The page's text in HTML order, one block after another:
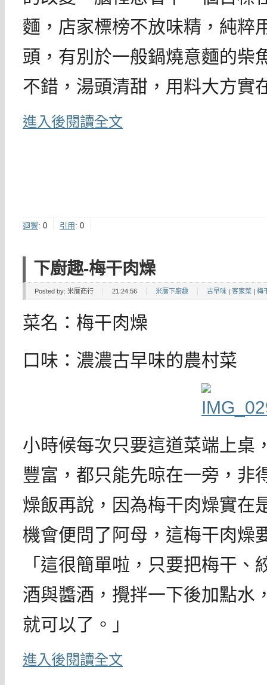
麵，店家標榜不放味精，純粹
頭，有別於一般鍋燒意麵的柴
不錯，湯頭清甜，用料大方實
進入後閱讀全文
迴響: 0 引用 : 0
下廚趣-梅干肉燥
Posted by: 米厝商行 21:24:56 米厝下廚趣 古早味 | 客家菜 | 梅
菜名：梅干肉燥
口味：濃濃古早味的農村菜
小時候每次只要這道菜端上桌
豐富，都只能先晾在一旁，非
燥飯再說，因為梅干肉燥實在
機會便問了阿母，這梅干肉燥
「這很簡單啦，只要把梅干
酒與醬酒，攪拌一下後加點水
就可以了。」
進入後閱讀全文